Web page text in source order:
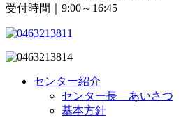
受付時間｜9:00～16:45
センター紹介
センター長 あいさつ
基本方針